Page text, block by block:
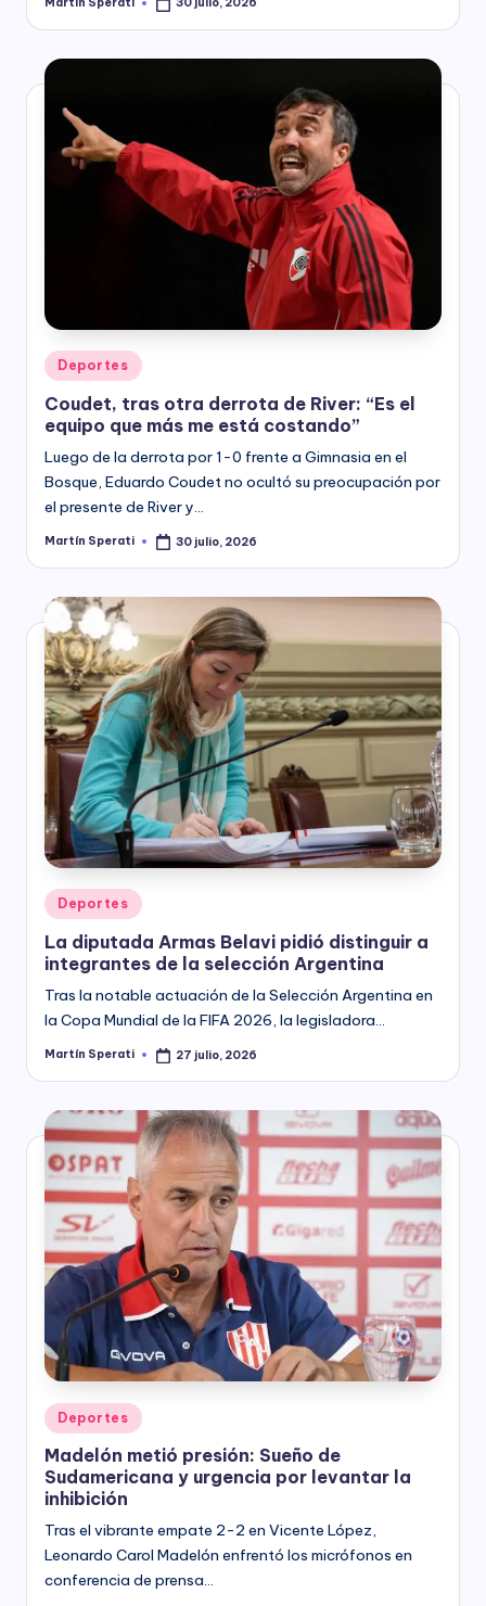
Posted
Martín Sperati 30 julio, 2026
Posted
in
Deportes
Coudet, tras otra derrota de River: “Es el
equipo que más me está costando”
Luego de la derrota por 1-0 frente a Gimnasia en el
Bosque, Eduardo Coudet no ocultó su preocupación por
el presente de River y…
Posted
Martín Sperati 30 julio, 2026
Posted
Deportes
La diputada Armas Belavi pidió distinguir a
integrantes de la selección Argentina
Tras la notable actuación de la Selección Argentina en
la Copa Mundial de la FIFA 2026, la legisladora…
Posted
Martín Sperati 27 julio, 2026
Posted
in
Deportes
Madelón metió presión: Sueño de
Sudamericana y urgencia por levantar la
inhibición
Tras el vibrante empate 2-2 en Vicente López,
Leonardo Carol Madelón enfrentó los micrófonos en
conferencia de prensa…